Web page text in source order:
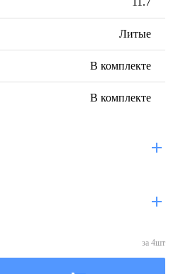
Литые
В комплекте
В комплекте
за 4шт